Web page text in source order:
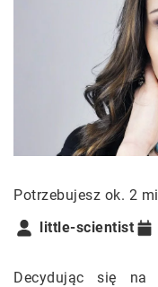
Potrzebujesz ok. 2
little-scientist
Decydując się na